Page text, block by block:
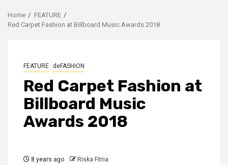
Home
FEATURE
Red Carpet Fashion at Billboard Music Awards 2018
FEATURE deFASHION
Red Carpet Fashion at
Billboard Music
Awards 2018
8 years ago Riska Fitria